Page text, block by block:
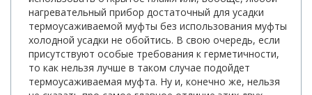
нагревательный прибор достаточный для усадки
термоусаживаемой муфты без использования муфты
холодной усадки не обойтись. В свою очередь, если
присутствуют особые требования к герметичности,
то как нельзя лучше в таком случае подойдет
термоусаживаемая муфта. Ну и, конечно же, нельзя